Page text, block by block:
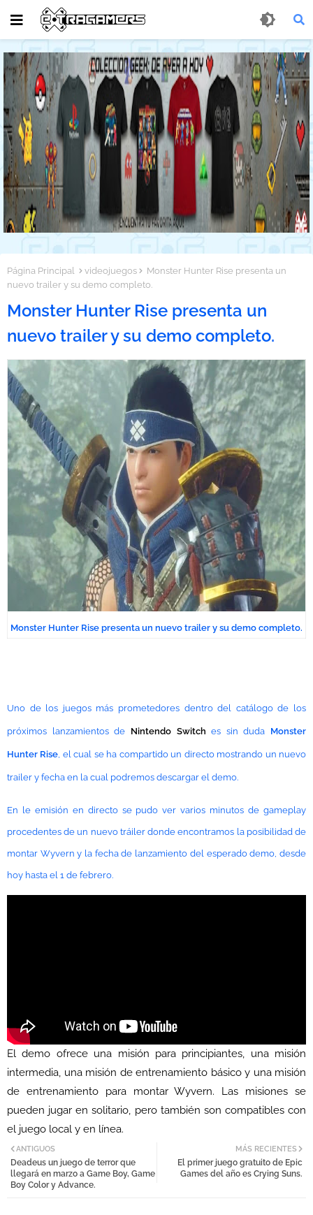
Página Principal videojuegos
Monster Hunter Rise presenta un
nuevo trailer y su demo completo.
Monster Hunter Rise presenta un
nuevo trailer y su demo completo.
Monster Hunter Rise presenta un nuevo trailer y su demo completo.
Uno de los juegos más prometedores dentro del catálogo de los
próximos lanzamientos de Nintendo Switch es sin duda Monster
Hunter Rise, el cual se ha compartido un directo mostrando un nuevo
trailer y fecha en la cual podremos descargar el demo.
En le emisión en directo se pudo ver varios minutos de gameplay
procedentes de un nuevo tráiler donde encontramos la posibilidad de
montar Wyvern y la fecha de lanzamiento del esperado demo, desde
hoy hasta el 1 de febrero.
El demo ofrece una misión para principiantes, una misión
intermedia, una misión de entrenamiento básico y una misión
de entrenamiento para montar Wyvern. Las misiones se
pueden jugar en solitario, pero también son compatibles con
el juego local y en línea.
MÁS RECIENTES
El primer juego gratuito de Epic
Games del año es Crying Suns.
ANTIGUOS
Deadeus un juego de terror que
llegará en marzo a Game Boy, Game
Boy Color y Advance.